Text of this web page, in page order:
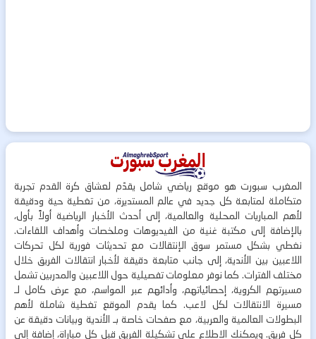
المغرب سبورت هو موقع رياضي شامل يقدّم لعشاق كرة القدم تجربة
متكاملة لمتابعة كل جديد في عالم المستديرة، من تغطية حية ودقيقة
لأهم المباريات المحلية والعالمية، إلى أحدث الأخبار الرياضية أولاً بأول،
بالإضافة إلى مكتبة غنية من الفيديوهات وملخصات وأهداف اللقاءات.
نغطي بشكل مستمر سوق الإنتقالات مع تحديثات فورية لكل تحركات
اللاعبين بين الأندية، إلى جانب متابعة دقيقة لأخبار انتقالات الفريق خلال
مختلف الفترات. كما نوفر معلومات تفصيلية حول اللاعبين والمدربين تشمل
مسيرتهم الكروية، إحصائياتهم، وأدائهم عبر المواسم، مع عرض كامل لـ
مسيرة الانتقالات لكل لاعب. كما يقدم الموقع تغطية شاملة لأهم
البطولات العالمية والعربية، مع صفحات خاصة بـ الأندية وبيانات دقيقة عن
كل فريق. ويمكنك الاطلاع على تشكيلة الفريق قبل كل مباراة، إضافة إلى